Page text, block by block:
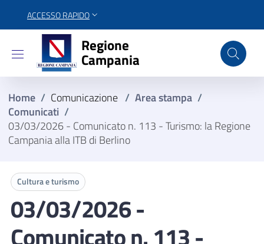
ACCESSO RAPIDO
Regione Campania
Regione
Campania
Home / Comunicazione / Area stampa /
Comunicati /
03/03/2026 - Comunicato n. 113 - Turismo: la Regione
Campania alla ITB di Berlino
Cultura e turismo
03/03/2026 -